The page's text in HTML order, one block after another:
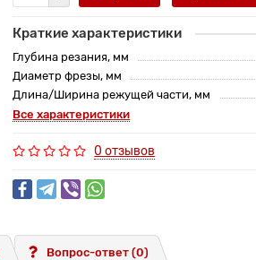
Краткие характеристики
Глубина резания, мм
Диаметр фрезы, мм
Длина/Ширина режущей части, мм
Все характеристики
0 отзывов
Вопрос-ответ (0)